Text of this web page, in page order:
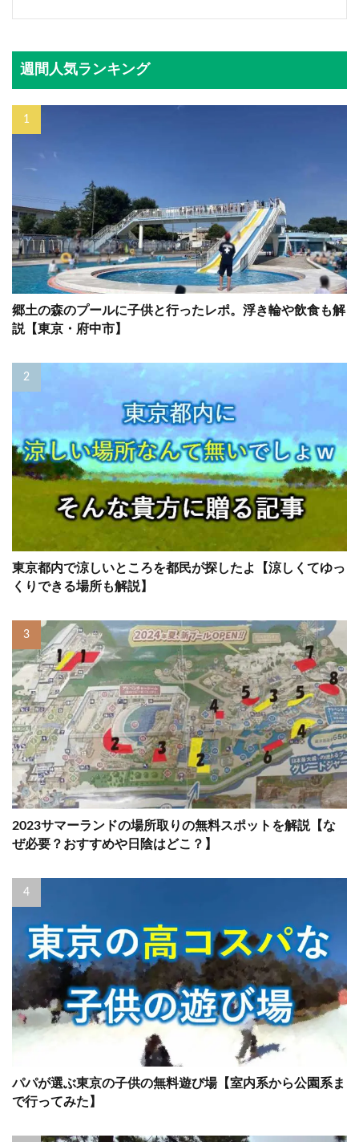
週間人気ランキング
郷土の森のプールに子供と行ったレポ。浮き輪や飲食も解
説【東京・府中市】
東京都内で涼しいところを都民が探したよ【涼しくてゆっ
くりできる場所も解説】
2023サマーランドの場所取りの無料スポットを解説【な
ぜ必要？おすすめや日陰はどこ？】
パパが選ぶ東京の子供の無料遊び場【室内系から公園系ま
で行ってみた】